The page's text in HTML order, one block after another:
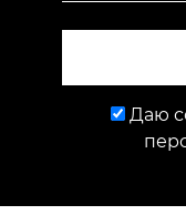
Даю